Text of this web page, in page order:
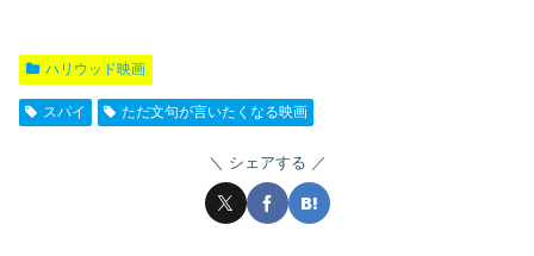
ハリウッド映画
スパイ ただ文句が言いたくなる映画
シェアする